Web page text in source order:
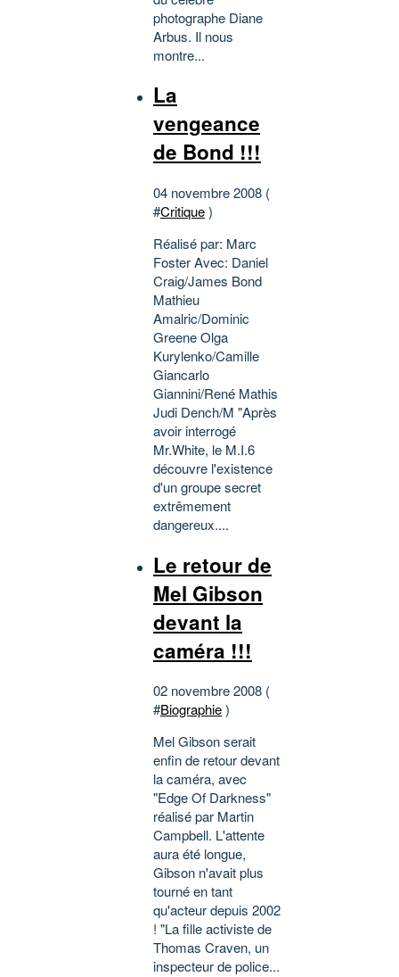
photographe Diane
Arbus. Il nous
montre...
La
vengeance
de Bond !!!
04 novembre 2008 (
#Critique)
Réalisé par: Marc
Foster Avec: Daniel
Craig/James Bond
Mathieu
Amalric/Dominic
Greene Olga
Kurylenko/Camille
Giancarlo
Giannini/René Mathis
Judi Dench/M "Après
avoir interrogé
Mr.White, le M.I.6
découvre l'existence
d'un groupe secret
extrêmement
dangereux....
Le retour de
Mel Gibson
devant la
caméra !!!
02 novembre 2008 (
#Biographie)
Mel Gibson serait
enfin de retour devant
la caméra, avec
"Edge Of Darkness"
réalisé par Martin
Campbell. L'attente
aura été longue,
Gibson n'avait plus
tourné en tant
qu'acteur depuis 2002
! "La fille activiste de
Thomas Craven, un
inspecteur de police...